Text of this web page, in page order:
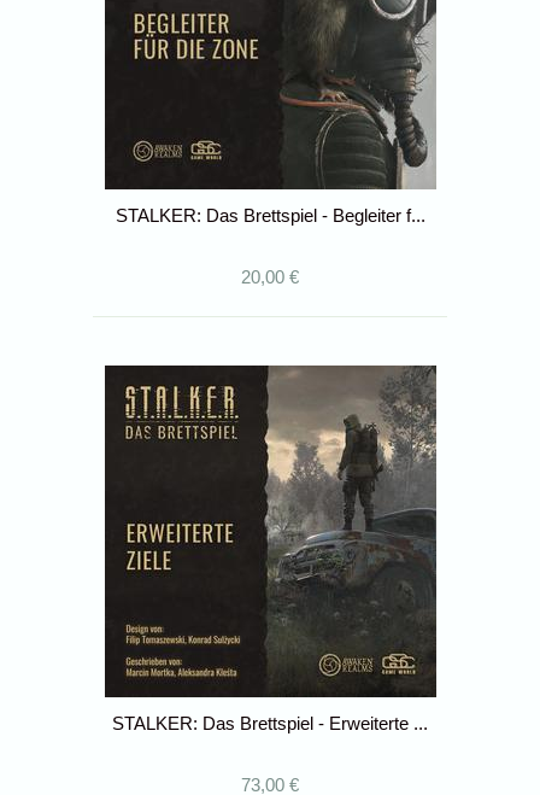
STALKER: Das Brettspiel - Begleiter f...
20,00 €
STALKER: Das Brettspiel - Erweiterte ...
73,00 €